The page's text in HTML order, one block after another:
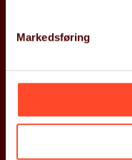
Markedsføring
Contact us
+47 934 48 515
0157 Oslo